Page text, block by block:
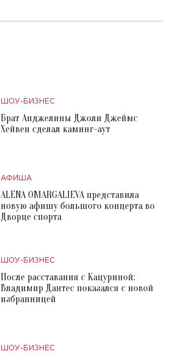
ШОУ-БИЗНЕС
Брат Анджелины Джоли Джеймс
Хейвен сделал каминг-аут
АФИША
ALENA OMARGALIEVA представила
новую афишу большого концерта во
Дворце спорта
ШОУ-БИЗНЕС
После расставания с Кацуриной:
Владимир Дантес показался с новой
избранницей
ШОУ-БИЗНЕС